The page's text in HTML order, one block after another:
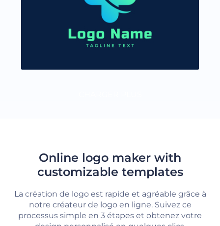
Online logo maker with
customizable templates
La création de logo est rapide et agréable grâce à
notre créateur de logo en ligne. Suivez ce
processus simple en 3 étapes et obtenez votre